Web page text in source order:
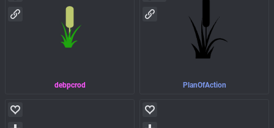
debpcrod PlanOfAction